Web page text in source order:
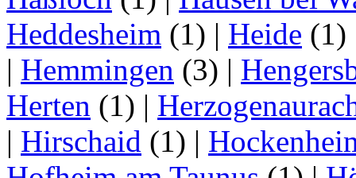
Heddesheim (1) | Heide (1)
| Hemmingen (3) |
Herten (1) |
| Hirschaid (1) |